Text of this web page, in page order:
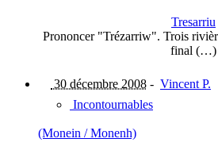
Tresarriu
Prononcer "Trézarriw". Trois
final (…)
30 décembre 2008 - Vincent P.
Incontournables
(Monein / Monenh)